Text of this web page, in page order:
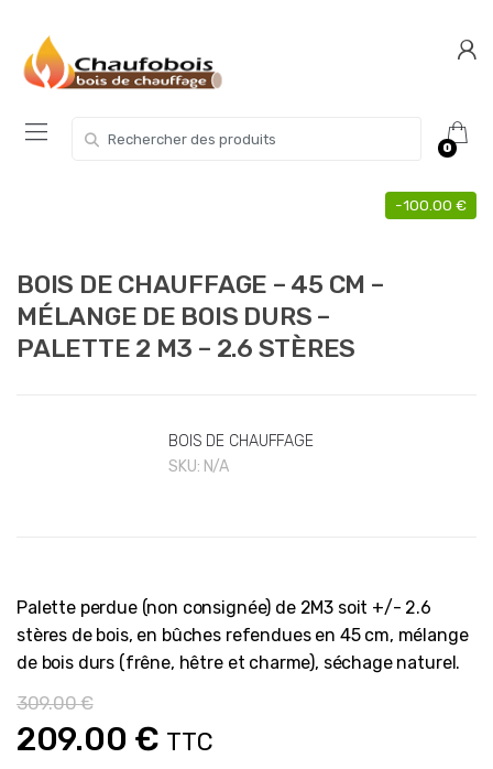
navigation
content
0
-100.00 €
BOIS DE CHAUFFAGE – 45 CM –
MÉLANGE DE BOIS DURS –
PALETTE 2 M3 – 2.6 STÈRES
BOIS DE CHAUFFAGE
SKU: N/A
Palette perdue (non consignée) de 2M3 soit +/- 2.6
stères de bois, en bûches refendues en 45 cm, mélange
de bois durs (frêne, hêtre et charme), séchage naturel.
309.00€
Le
209.00 €Le
TTC